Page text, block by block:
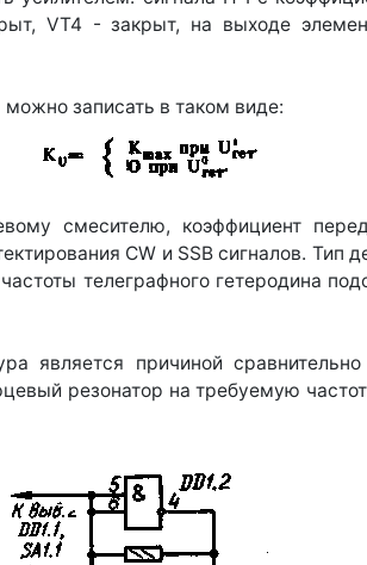
VT4 - закрыт, на выходе
записать в таком виде:
смесителю, коэффициент
CW и SSB сигналов. Тип
телеграфного гетеродина
является причиной
резонатор на требуемую